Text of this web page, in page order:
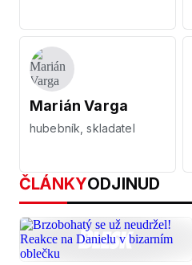
Marián Varga
hubebník, skladatel
ČLÁNKYODJINUD